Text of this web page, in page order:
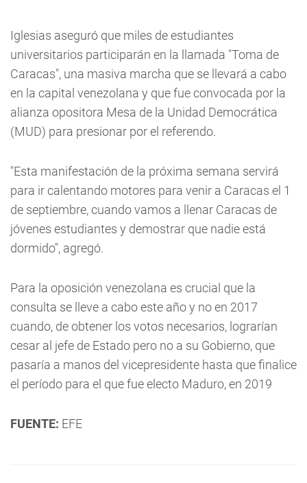
Iglesias aseguró que miles de estudiantes
universitarios participarán en la llamada "Toma de
Caracas", una masiva marcha que se llevará a cabo
en la capital venezolana y que fue convocada por la
alianza opositora Mesa de la Unidad Democrática
(MUD) para presionar por el referendo.
"Esta manifestación de la próxima semana servirá
para ir calentando motores para venir a Caracas el 1
de septiembre, cuando vamos a llenar Caracas de
jóvenes estudiantes y demostrar que nadie está
dormido", agregó.
Para la oposición venezolana es crucial que la
consulta se lleve a cabo este año y no en 2017
cuando, de obtener los votos necesarios, lograrían
cesar al jefe de Estado pero no a su Gobierno, que
pasaría a manos del vicepresidente hasta que finalice
el período para el que fue electo Maduro, en 2019
FUENTE: EFE